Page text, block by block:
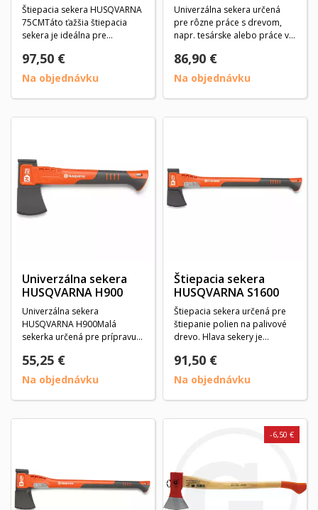
Štiepacia sekera HUSQVARNA
75CMTáto ťažšia štiepacia
sekera je ideálna pre
97,50 €
Na objednávku
Univerzálna sekera určená
pre rôzne práce s drevom,
napr. tesárske alebo práce v
86,90 €
Na objednávku
Univerzálna sekera
HUSQVARNA H900
Univerzálna sekera
HUSQVARNA H900Malá
sekerka určená pre prípravu
55,25 €
Na objednávku
Štiepacia sekera
HUSQVARNA S1600
Štiepacia sekera určená pre
štiepanie polien na palivové
drevo. Hlava sekery je
91,50 €
Na objednávku
-6,50 €